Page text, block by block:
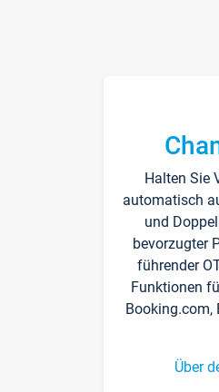
Halten Sie
automatisch
und
bevorzugter
führender
Funktionen
Booking.com,
Über